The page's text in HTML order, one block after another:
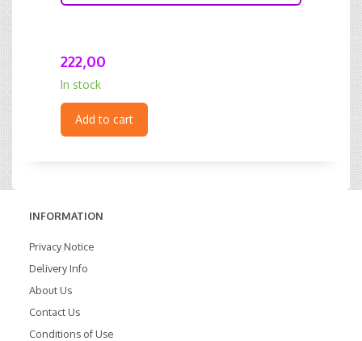
222,00
In stock
Add to cart
INFORMATION
Privacy Notice
Delivery Info
About Us
Contact Us
Conditions of Use